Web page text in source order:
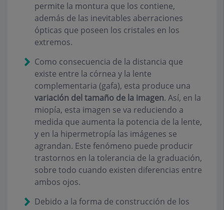
permite la montura que los contiene,
además de las inevitables aberraciones
ópticas que poseen los cristales en los
extremos.
Como consecuencia de la distancia que
existe entre la córnea y la lente
complementaria (gafa), esta produce una
variación del tamaño de la imagen. Así, en la
miopía, esta imagen se va reduciendo a
medida que aumenta la potencia de la lente,
y en la hipermetropía las imágenes se
agrandan. Este fenómeno puede producir
trastornos en la tolerancia de la graduación,
sobre todo cuando existen diferencias entre
ambos ojos.
Debido a la forma de construcción de los